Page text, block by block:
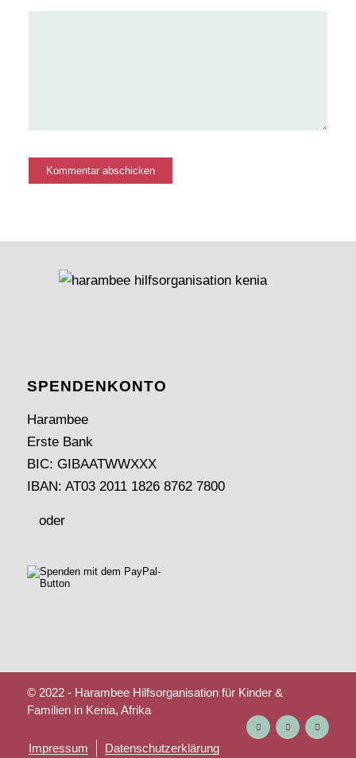
SPENDEN­KONTO
Harambee
Erste Bank
BIC: GIBAATWWXXX
IBAN: AT03 2011 1826 8762 7800
oder
© 2022 - Harambee Hilfsorganisation für Kinder &
Familien in Kenia, Afrika
Impressum Datenschutzerklärung